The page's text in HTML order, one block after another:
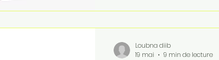
projets techniques.
Loubna diib
19 mai
9 min de lecture